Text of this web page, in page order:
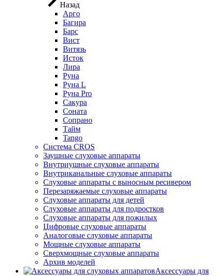
Назад
Арго
Багира
Барс
Вист
Витязь
Исток
Лира
Руна
Руна L
Руна Pro
Сакура
Соната
Сопрано
Тайм
Tango
Система CROS
Заушные слуховые аппараты
Внутриушные слуховые аппараты
Внутриканальные слуховые аппараты
Слуховые аппараты с выносным ресивером
Перезаряжаемые слуховые аппараты
Слуховые аппараты для детей
Слуховые аппараты для подростков
Слуховые аппараты для пожилых
Цифровые слуховые аппараты
Аналоговые слуховые аппараты
Мощные слуховые аппараты
Сверхмощные слуховые аппараты
Архив моделей
Аксессуары для